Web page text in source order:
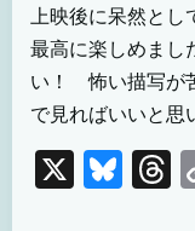
上映後に呆然とし
最高に楽しめまし
い！ 怖い描写が
で見ればいいと思
X